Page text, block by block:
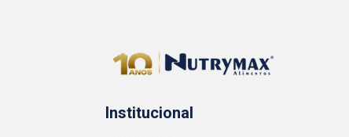
Institucional